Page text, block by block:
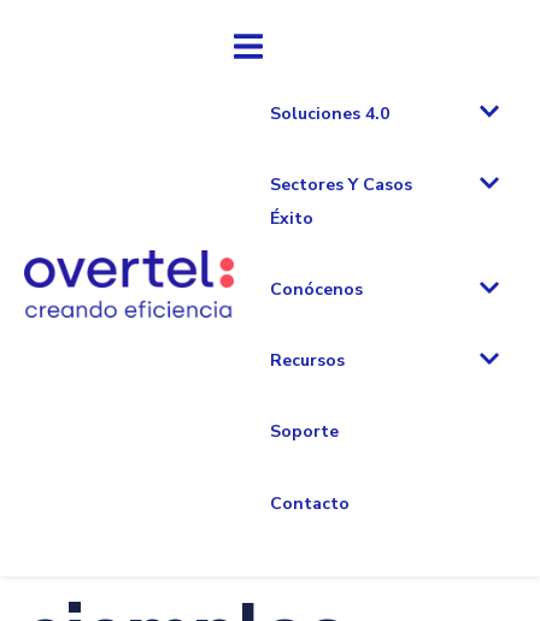
Soluciones 4.0
Sectores Y Casos
Éxito
Conócenos
Recursos
Soporte
Contacto
Industria 4.0
ERP
Industrial:
beneficios y 5